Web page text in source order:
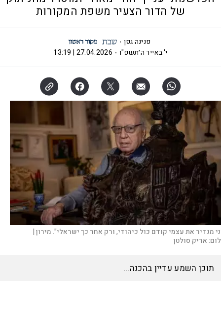
של הדור הצעיר משפת המקורות
פנינה גפן
י' באייר ה׳תשפ"ו
27.04.2026 | 13:19
מגדיר את עצמי קודם כול כיהודי, ורק אחר כך ישראלי". מירון |
אריק סולטן
תוכן השמע עדיין בהכנה...